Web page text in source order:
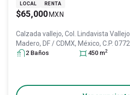
LOCAL RENTA
$65,000 MXN
Calzada vallejo, Col. Lindavista
Madero, DF / CDMX, México, C.P.
2 Baños 450 m2